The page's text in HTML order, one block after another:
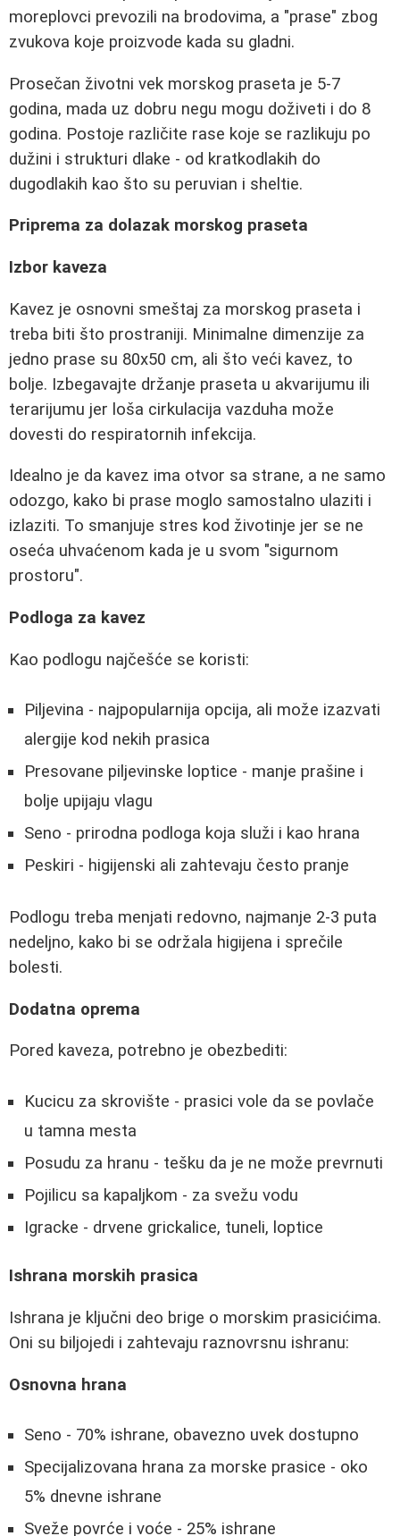
moreplovci prevozili na brodovima, a "prase" zbog
zvukova koje proizvode kada su gladni.
Prosečan životni vek morskog praseta je 5-7
godina, mada uz dobru negu mogu doživeti i do 8
godina. Postoje različite rase koje se razlikuju po
dužini i strukturi dlake - od kratkodlakih do
dugodlakih kao što su peruvian i sheltie.
Priprema za dolazak morskog praseta
Izbor kaveza
Kavez je osnovni smeštaj za morskog praseta i
treba biti što prostraniji. Minimalne dimenzije za
jedno prase su 80x50 cm, ali što veći kavez, to
bolje. Izbegavajte držanje praseta u akvarijumu ili
terarijumu jer loša cirkulacija vazduha može
dovesti do respiratornih infekcija.
Idealno je da kavez ima otvor sa strane, a ne samo
odozgo, kako bi prase moglo samostalno ulaziti i
izlaziti. To smanjuje stres kod životinje jer se ne
oseća uhvaćenom kada je u svom "sigurnom
prostoru".
Podloga za kavez
Kao podlogu najčešće se koristi:
Piljevina - najpopularnija opcija, ali može izazvati
alergije kod nekih prasica
Presovane piljevinske loptice - manje prašine i
bolje upijaju vlagu
Seno - prirodna podloga koja služi i kao hrana
Peskiri - higijenski ali zahtevaju često pranje
Podlogu treba menjati redovno, najmanje 2-3 puta
nedeljno, kako bi se održala higijena i sprečile
bolesti.
Dodatna oprema
Pored kaveza, potrebno je obezbediti:
Kucicu za skrovište - prasici vole da se povlače
u tamna mesta
Posudu za hranu - tešku da je ne može prevrnuti
Pojilicu sa kapaljkom - za svežu vodu
Igracke - drvene grickalice, tuneli, loptice
Ishrana morskih prasica
Ishrana je ključni deo brige o morskim prasicićima.
Oni su biljojedi i zahtevaju raznovrsnu ishranu:
Osnovna hrana
Seno - 70% ishrane, obavezno uvek dostupno
Specijalizovana hrana za morske prasice - oko
5% dnevne ishrane
Sveže povrće i voće - 25% ishrane